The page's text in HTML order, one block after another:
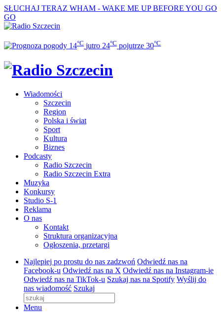
SŁUCHAJ TERAZ WHAM - WAKE ME UP BEFORE YOU GO
GO
14°C jutro 24°C pojutrze 30°C
Wiadomości
Szczecin
Region
Polska i świat
Sport
Kultura
Biznes
Podcasty
Radio Szczecin
Radio Szczecin Extra
Muzyka
Konkursy
Studio S-1
Reklama
O nas
Kontakt
Struktura organizacyjna
Ogłoszenia, przetargi
Najlepiej po prostu do nas zadzwoń Odwiedź nas na
Facebook-u Odwiedź nas na X Odwiedź nas na Instagram-ie
Odwiedź nas na TikTok-u Szukaj nas na Spotify Wyślij do
nas wiadomość Szukaj
Menu